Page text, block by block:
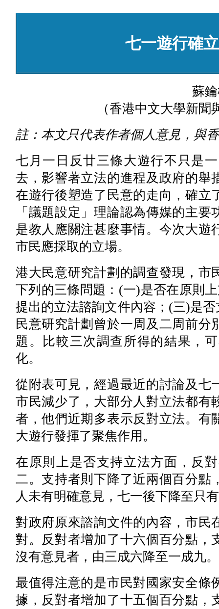
七一遊行確
蘇
（香港中文大學新
註：本文只代表作者個人意見，與
七月一日反廿三條大遊行不只是
去，影響著立法的進程及政府的舉
在遊行後塑造了民意的走向，確立
「議題設定」理論認為傳媒的主
是教人應關注甚麼事情。今次大遊
市民應採取的立場。
港大民意研究計劃的調查發現，市
下列的三條問題：(一)是否在原則
提出的立法諮詢文件內容；(三)是
民意研究計劃曾於一周及二周前
題。比較三次調查所得的結果，
化。
從附表可見，經過最近的討論及七
市民減少了，大部分人對立法都有
者，他們近期多表示反對立法。有
大遊行發揮了聚焦作用。
在原則上是否支持立法方面，反
二。支持者則下降了近兩個百分點
人未有明確意見，七一後下降至只
對政府原來諮詢文件的內容，市民
對。反對者增加了十六個百分點，
沒有意見者，由三成六降至一成九。
最值得注意的是市民對國家安全條
據，反對者增加了十五個百分點，